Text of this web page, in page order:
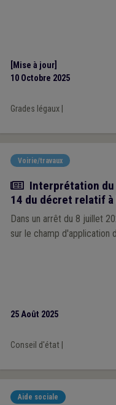
[Mise à jour]
10 Octobre 2025
Grades légaux|
Voirie/travaux
Actualité
Interprétation du
14 du décret relatif
Dans un arrêt du 8 juillet
sur le champ d'application
25 Août 2025
Conseil d'état|
Aide sociale